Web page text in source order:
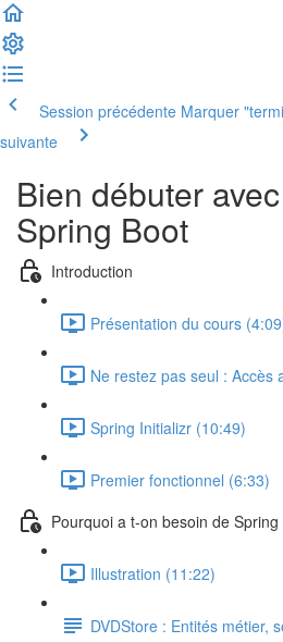
Session précédente Marquer
suivante
Bien débuter
Spring Boot
Introduction
Présentation du cours
Ne restez pas seul : Accès
Spring Initializr (10:49)
Premier fonctionnel (6:33)
Pourquoi a t-on besoin de Spring
Illustration (11:22)
DVDStore : Entités métier,